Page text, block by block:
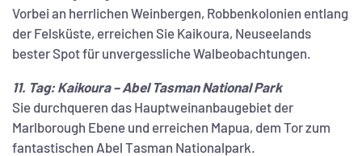
Vorbei an herrlichen Weinbergen, Robbenkolonien entlang
der Felsküste, erreichen Sie Kaikoura, Neuseelands
bester Spot für unvergessliche Walbeobachtungen.
11. Tag: Kaikoura – Abel Tasman National Park
Sie durchqueren das Hauptweinanbaugebiet der
Marlborough Ebene und erreichen Mapua, dem Tor zum
fantastischen Abel Tasman Nationalpark.​